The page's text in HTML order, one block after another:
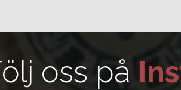
oss på